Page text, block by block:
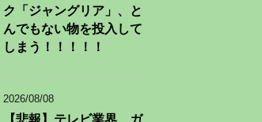
ク「ジャングリア」、と
んでもない物を投入して
しまう！！！！！
2026/08/08
【悲報】テレビ業界、ガ